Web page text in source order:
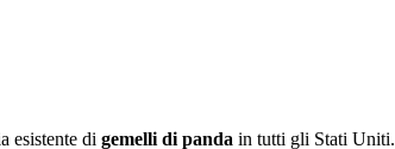
esistente di gemelli di panda in tutti gli Stati Uniti.